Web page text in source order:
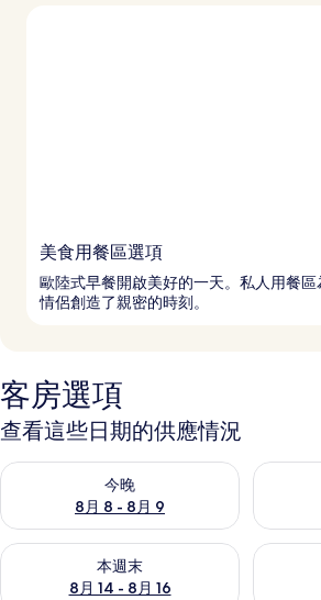
美食用餐區選項
歐陸式早餐開啟美好的一天。私人用餐區
情侶創造了親密的時刻。
客房選項
查看這些日期的供應情況
今晚
8月 8 - 8月 9
查看今晚 (8月 8 - 8月 9) 的供應情況查看明
本週末
8月 14 - 8月 16
查看本週末 (8月 14 - 8月 16) 的供應情況
查看下